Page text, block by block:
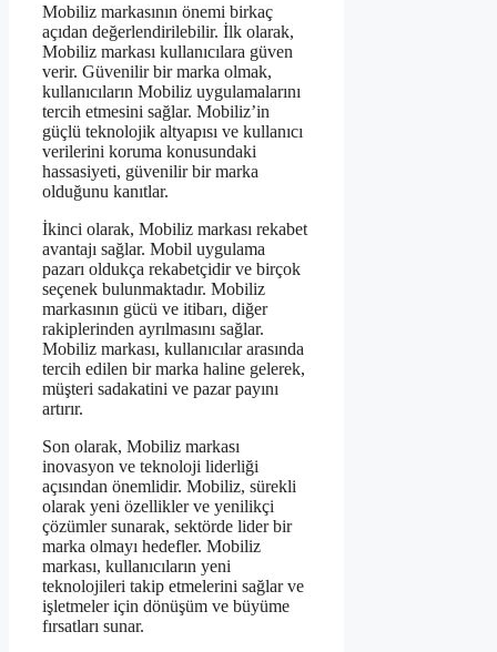
Mobiliz markasının önemi birkaç
açıdan değerlendirilebilir. İlk olarak,
Mobiliz markası kullanıcılara güven
verir. Güvenilir bir marka olmak,
kullanıcıların Mobiliz uygulamalarını
tercih etmesini sağlar. Mobiliz’in
güçlü teknolojik altyapısı ve kullanıcı
verilerini koruma konusundaki
hassasiyeti, güvenilir bir marka
olduğunu kanıtlar.
İkinci olarak, Mobiliz markası rekabet
avantajı sağlar. Mobil uygulama
pazarı oldukça rekabetçidir ve birçok
seçenek bulunmaktadır. Mobiliz
markasının gücü ve itibarı, diğer
rakiplerinden ayrılmasını sağlar.
Mobiliz markası, kullanıcılar arasında
tercih edilen bir marka haline gelerek,
müşteri sadakatini ve pazar payını
artırır.
Son olarak, Mobiliz markası
inovasyon ve teknoloji liderliği
açısından önemlidir. Mobiliz, sürekli
olarak yeni özellikler ve yenilikçi
çözümler sunarak, sektörde lider bir
marka olmayı hedefler. Mobiliz
markası, kullanıcıların yeni
teknolojileri takip etmelerini sağlar ve
işletmeler için dönüşüm ve büyüme
fırsatları sunar.